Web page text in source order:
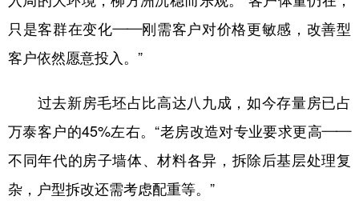
只是客群在变化——刚需客户对价格更敏感，改善型
客户依然愿意投入。”
过去新房毛坯占比高达八九成，如今存量房已占
万泰客户的45%左右。“老房改造对专业要求更高——
不同年代的房子墙体、材料各异，拆除后基层处理复
杂，户型拆改还需考虑配重等。”